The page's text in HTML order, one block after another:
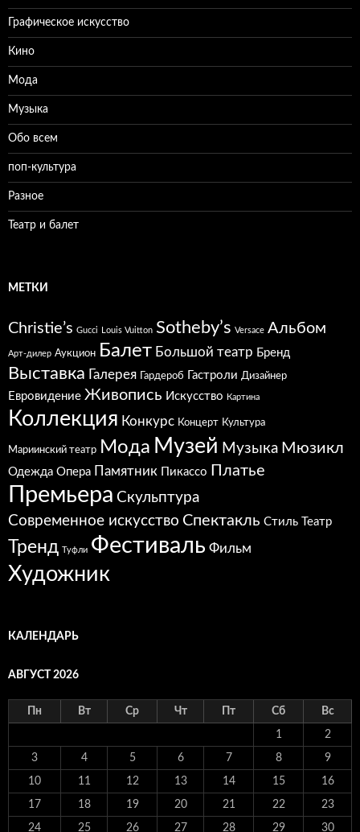
Графическое искусство
Кино
Мода
Музыка
Обо всем
поп-культура
Разное
Театр и балет
МЕТКИ
Christie’s Gucci Louis Vuitton Sotheby’s Versace Альбом
Арт-дилер Аукцион Балет Большой театр Бренд
Выставка Галерея Гардероб Гастроли Дизайнер
Евровидение Живопись Искусство Картина
Коллекция Конкурс Концерт Культура
Мариинский театр Мода Музей Музыка Мюзикл
Одежда Опера Памятник Пикассо Платье
Премьера Скульптура
Современное искусство Спектакль Стиль Театр
Тренд Туфли Фестиваль Фильм
Художник
КАЛЕНДАРЬ
АВГУСТ 2026
Пн Вт Ср Чт Пт Сб Вс
1 2
3 4 5 6 7 8 9
10 11 12 13 14 15 16
17 18 19 20 21 22 23
24 25 26 27 28 29 30